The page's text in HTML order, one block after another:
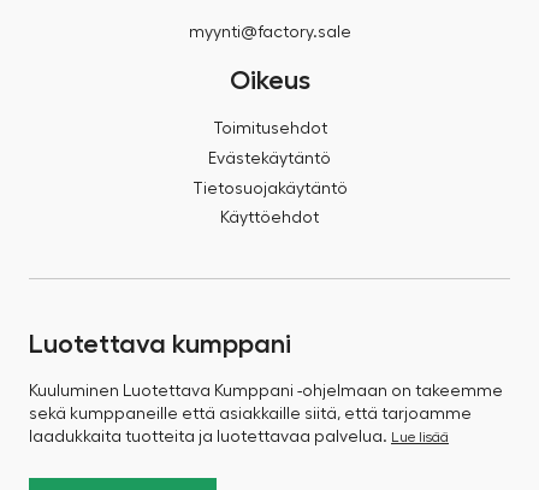
myynti@factory.sale
Oikeus
Toimitusehdot
Evästekäytäntö
Tietosuojakäytäntö
Käyttöehdot
Luotettava kumppani
Kuuluminen Luotettava Kumppani -ohjelmaan on takeemme
sekä kumppaneille että asiakkaille siitä, että tarjoamme
laadukkaita tuotteita ja luotettavaa palvelua.
Lue lisää